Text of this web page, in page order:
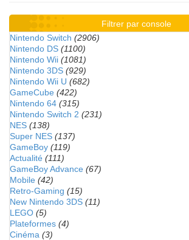
Filtrer par console
Nintendo Switch (2906)
Nintendo DS (1100)
Nintendo Wii (1081)
Nintendo 3DS (929)
Nintendo Wii U (682)
GameCube (422)
Nintendo 64 (315)
Nintendo Switch 2 (231)
NES (138)
Super NES (137)
GameBoy (119)
Actualité (111)
GameBoy Advance (67)
Mobile (42)
Retro-Gaming (15)
New Nintendo 3DS (11)
LEGO (5)
Plateformes (4)
Cinéma (3)